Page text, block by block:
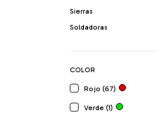
Sierras
Soldadoras
COLOR
Rojo (67)
Verde (1)